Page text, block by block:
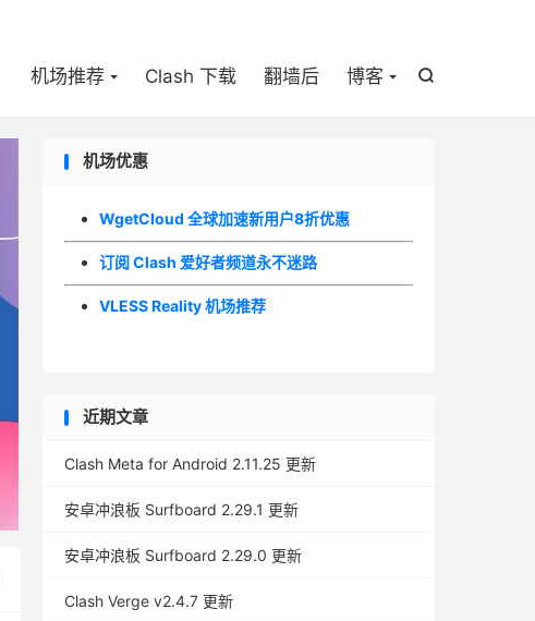

机场推荐 Clash 下载 翻墙后 博客
机场优惠
WgetCloud 全球加速新用户8折优惠
订阅 Clash 爱好者频道永不迷路
VLESS Reality 机场推荐
近期文章
Clash Meta for Android 2.11.25 更新
安卓冲浪板 Surfboard 2.29.1 更新
安卓冲浪板 Surfboard 2.29.0 更新
Clash Verge v2.4.7 更新